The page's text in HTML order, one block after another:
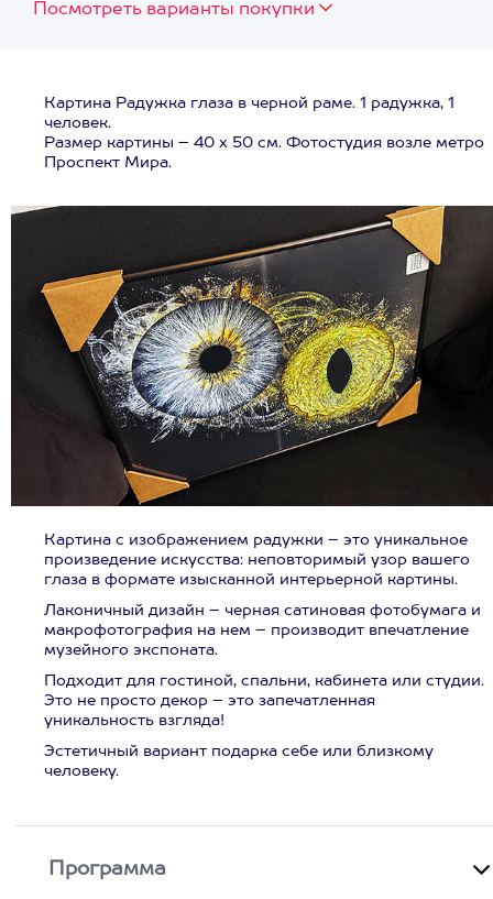
Посмотреть варианты покупки
Картина Радужка глаза в черной раме. 1 радужка, 1
человек.
Размер картины – 40 х 50 см. Фотостудия возле метро
Проспект Мира.
Картина с изображением радужки – это уникальное
произведение искусства: неповторимый узор вашего
глаза в формате изысканной интерьерной картины.
Лаконичный дизайн – черная сатиновая фотобумага и
макрофотография на нем – производит впечатление
музейного экспоната.
Подходит для гостиной, спальни, кабинета или студии.
Это не просто декор – это запечатленная
уникальность взгляда!
Эстетичный вариант подарка себе или близкому
человеку.
Программа